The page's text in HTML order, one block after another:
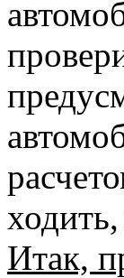
Итак,